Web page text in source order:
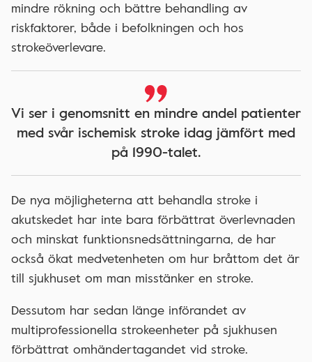
mindre rökning och bättre behandling av
riskfaktorer, både i befolkningen och hos
strokeöverlevare.
Vi ser i genomsnitt en mindre andel patienter
med svår ischemisk stroke idag jämfört med
på 1990-talet.
De nya möjligheterna att behandla stroke i
akutskedet har inte bara förbättrat överlevnaden
och minskat funktionsnedsättningarna, de har
också ökat medvetenheten om hur bråttom det är
till sjukhuset om man misstänker en stroke.
Dessutom har sedan länge införandet av
multiprofessionella strokeenheter på sjukhusen
förbättrat omhändertagandet vid stroke.